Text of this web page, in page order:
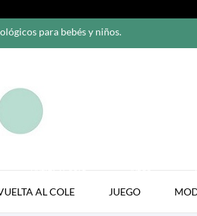
para bebés y niños.
AL COLE JUEGO